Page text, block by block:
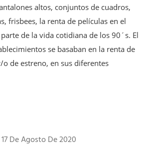
altos, conjuntos de cuadros,
frisbees, la renta de películas en el
de la vida cotidiana de los 90´s. El
se basaban en la renta de
o de estreno, en sus diferentes
17 De Agosto De 2020